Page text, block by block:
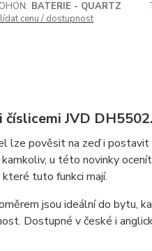
BATERIE - QUARTZ
cenu / dostupnost
JVD
lze pověsit na zeď i
u této novinky
tuto funkci mají.
jsou ideální do bytu,
Dostupné v české i